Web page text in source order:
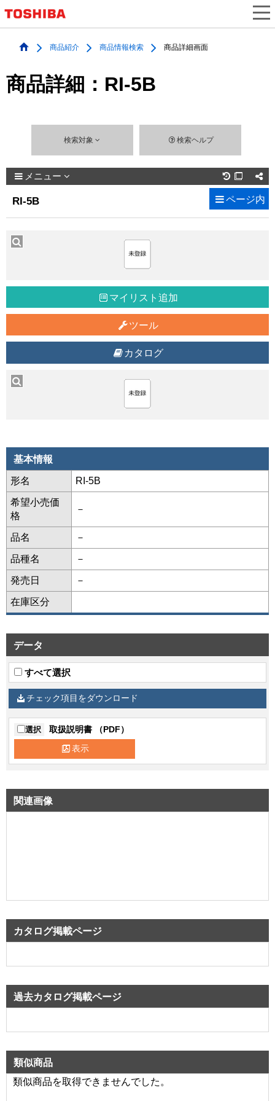
商品紹介 商品情報検索 商品詳細画面
商品詳細：RI-5B
検索対象 検索ヘルプ
メニュー 
RI-5B ページ内
マイリスト追加
ツール
カタログ
基本情報
形名 RI-5B
希望小売価
格
－
品名 －
品種名 －
発売日 －
在庫区分
データ
すべて選択
チェック項目をダウンロード
選択 取扱説明書 （PDF）
表示
関連画像
カタログ掲載ページ
過去カタログ掲載ページ
類似商品
類似商品を取得できませんでした。